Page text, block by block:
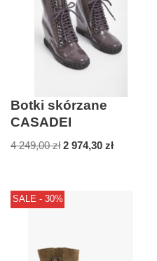
Botki skórzane
CASADEI
4 249,00zł 2 974,30 zł
SALE - 30%